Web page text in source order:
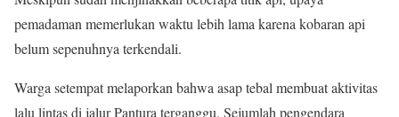
pemadaman memerlukan waktu lebih lama karena kobaran api
belum sepenuhnya terkendali.
Warga setempat melaporkan bahwa asap tebal membuat aktivitas
lalu lintas di jalur Pantura terganggu. Sejumlah pengendara